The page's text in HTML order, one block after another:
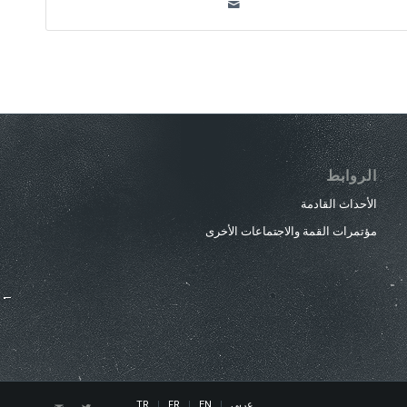
الروابط
الأحداث القادمة
مؤتمرات القمة والاجتماعات الأخرى
عربي EN
FR
TR